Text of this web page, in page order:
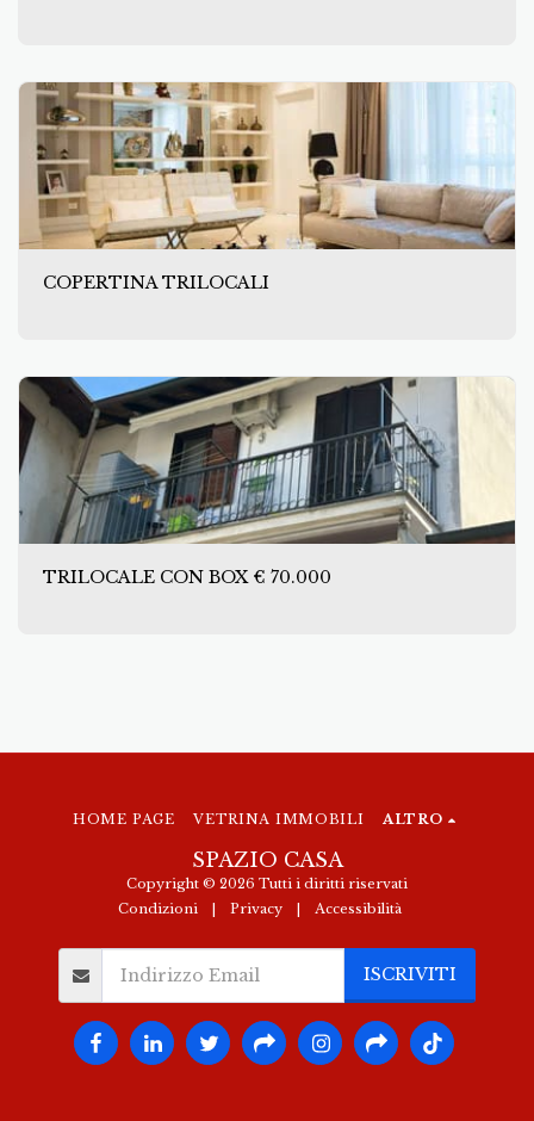
COPERTINA TRILOCALI
TRILOCALE CON BOX € 70.000
SPAZIO CASA
Copyright © 2026 Tutti i diritti riservati
Condizioni
Privacy Accessibilità
HOME PAGE VETRINA IMMOBILI ALTRO
ISCRIVITI